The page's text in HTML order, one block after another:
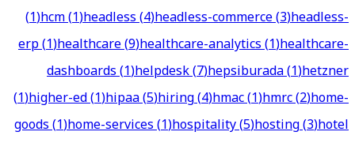
(1)hcm(1)headless(4)headless-commerce(3)headless-
erp(1)healthcare(9)healthcare-analytics(1)healthcare-
dashboards(1)helpdesk(7)hepsiburada(1)hetzner
(1)higher-ed(1)hipaa(5)hiring(4)hmac(1)hmrc(2)home-
goods(1)home-services(1)hospitality(5)hosting(3)hotel